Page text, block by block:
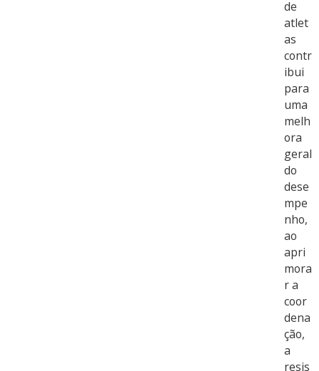
de
atlet
as
contr
ibui
para
uma
melh
ora
geral
do
dese
mpe
nho,
ao
apri
mora
r a
coor
dena
ção,
a
resis